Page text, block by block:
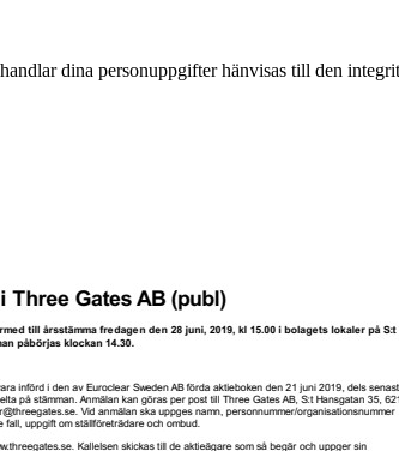
dina personuppgifter hänvisas till den